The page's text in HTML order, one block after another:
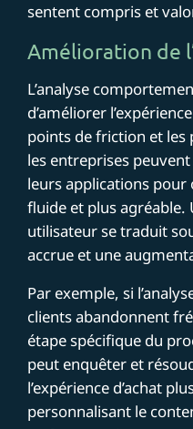
sentent compris et
Amélioration de
L’analyse
d’améliorer
points de friction et les
les entreprises
leurs applications
fluide et plus agréable.
utilisateur se traduit
accrue et une
Par exemple, si
clients abandonnent
étape spécifique du
peut enquêter et
l’expérience d’achat
personnalisant le